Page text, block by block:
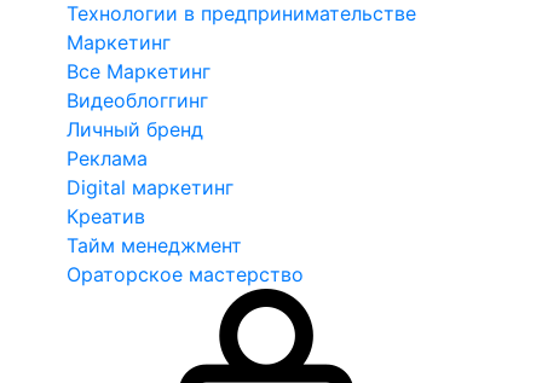
Технологии в предпринимательстве
Маркетинг
Все Маркетинг
Видеоблоггинг
Личный бренд
Реклама
Digital маркетинг
Креатив
Тайм менеджмент
Ораторское мастерство